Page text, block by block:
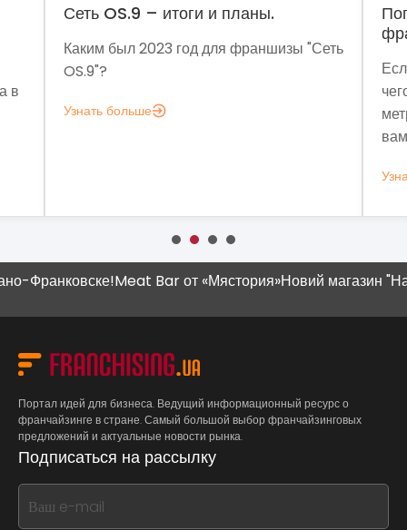
OS.9 – итоги и планы.
был 2023 год для франшизы "Сеть
больше
Поговорим
Если
чего мне
метрик,
вам это нужно.
Узнать больше
Meat Bar от «Мястория»Новий магазин "Наш
Портал идей для бизнеса. Ведущий информационный ресурс о
франчайзинге в стране. Самый большой выбор франчайзинговых
предложений и актуальные новости рынка.
Подписаться на рассылку
If
you